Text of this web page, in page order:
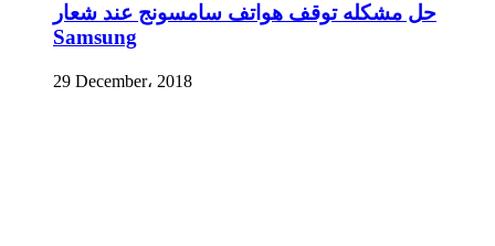
حل مشكله توقف هواتف سامسونج عند شعار
Samsung
29 December، 2018